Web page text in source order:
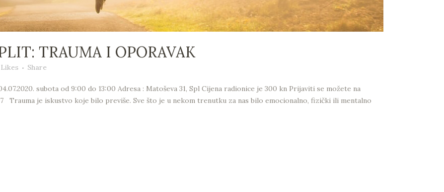
TRAUMA I OPORAVAK
Likes Share
subota od 9:00 do 13:00 Adresa : Matoševa 31, Spl Cijena radionice je 300 kn Prijaviti se možete na
Trauma je iskustvo koje bilo previše. Sve što je u nekom trenutku za nas bilo emocionalno, fizički ili mentalno